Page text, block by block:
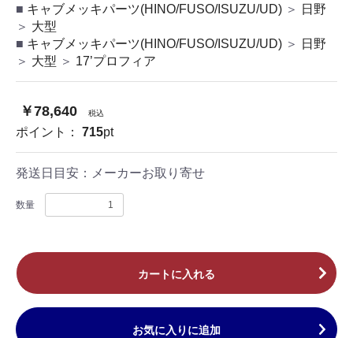
キャブメッキパーツ(HINO/FUSO/ISUZU/UD) ＞
日野
＞ 大型
キャブメッキパーツ(HINO/FUSO/ISUZU/UD) ＞
日野
＞ 大型 ＞ 17’プロフィア
￥78,640 税込
ポイント： 715pt
発送日目安： メーカーお取り寄せ
数量
カートに入れる
お気に入りに追加